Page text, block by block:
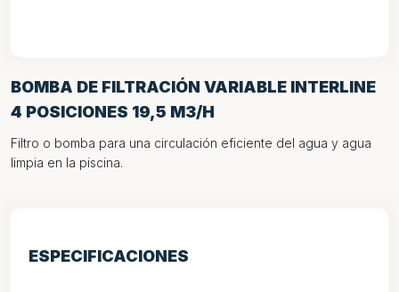
BOMBA DE FILTRACIÓN VARIABLE INTERLINE
4 POSICIONES 19,5 M3/H
Filtro o bomba para una circulación eficiente del agua y agua
limpia en la piscina.
ESPECIFICACIONES